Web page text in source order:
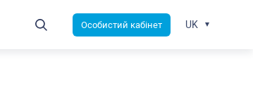
Оcобиcтий кабінет UK